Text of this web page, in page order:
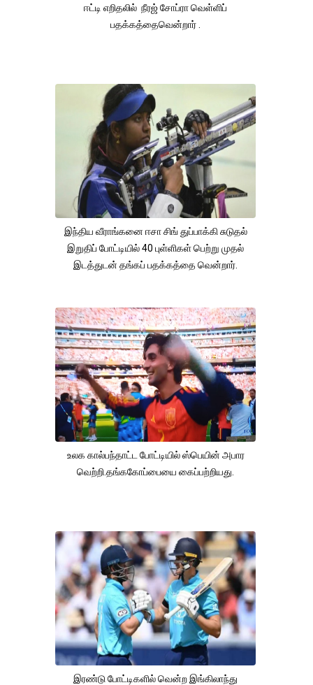
ஈட்டி எறிதலில் நீரஜ் சோப்ரா வெள்ளிப்
பதக்கத்தைவென்றார் .
இந்திய வீராங்கனை ஈசா சிங் துப்பாக்கி சுடுதல்
இறுதிப் போட்டியில் 40 புள்ளிகள் பெற்று முதல்
இடத்துடன் தங்கப் பதக்கத்தை வென்றார்.
உலக கால்பந்தாட்ட போட்டியில் ஸ்பெயின் அபார
வெற்றி.தங்ககோப்பையை கைப்பற்றியது.
இரண்டு போட்டிகளில் வென்ற இங்கிலாந்து